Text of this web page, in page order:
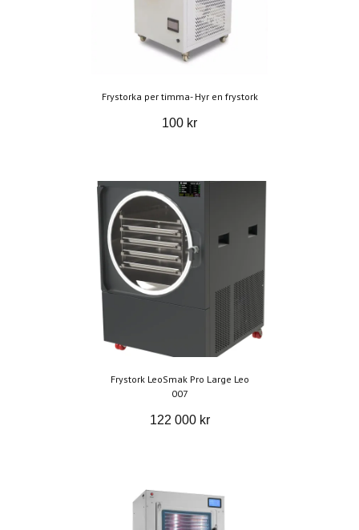
Frystorka per timma- Hyr en frystork
100 kr
Frystork LeoSmak Pro Large Leo
007
122 000 kr